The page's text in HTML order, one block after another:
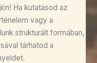
Ha kutatásod az
vagy a
strukturált formában,
tárhatod a